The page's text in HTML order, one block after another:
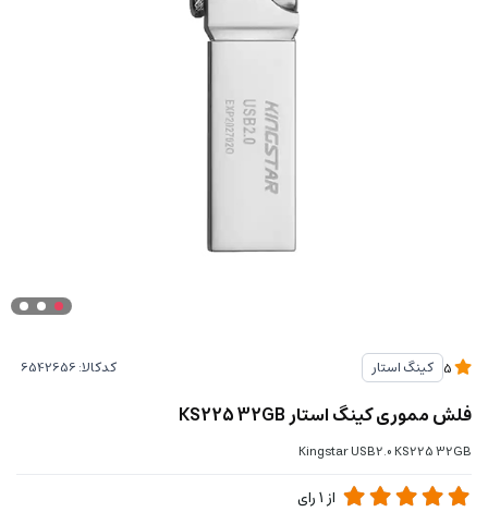
کینگ استار کدکالا:
فلش مموری کینگ استار KS225 32GB
Kingstar USB2.0 KS225 32GB
از 1رای